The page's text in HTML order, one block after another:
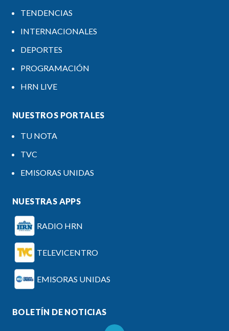
TENDENCIAS
INTERNACIONALES
DEPORTES
PROGRAMACIÓN
HRN LIVE
NUESTROS PORTALES
TU NOTA
TVC
EMISORAS UNIDAS
NUESTRAS APPS
RADIO HRN
TELEVICENTRO
EMISORAS UNIDAS
BOLETÍN DE NOTICIAS